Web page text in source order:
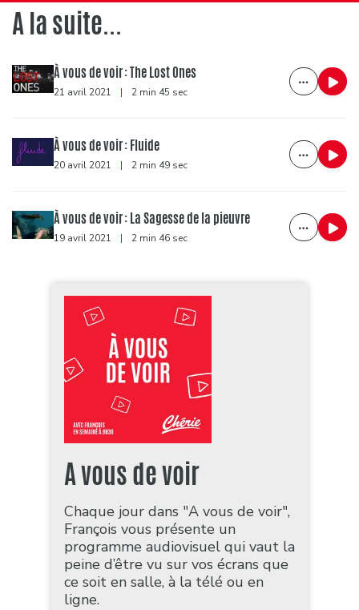
A la suite...
À vous de voir : The Lost Ones
21 avril 2021 | 2 min 45 sec
À vous de voir : Fluide
20 avril 2021 | 2 min 49 sec
À vous de voir : La Sagesse de la pieuvre
19 avril 2021 | 2 min 46 sec
A vous de voir
Chaque jour dans "A vous de voir",
François vous présente un
programme audiovisuel qui vaut la
peine d’être vu sur vos écrans que
ce soit en salle, à la télé ou en
ligne.